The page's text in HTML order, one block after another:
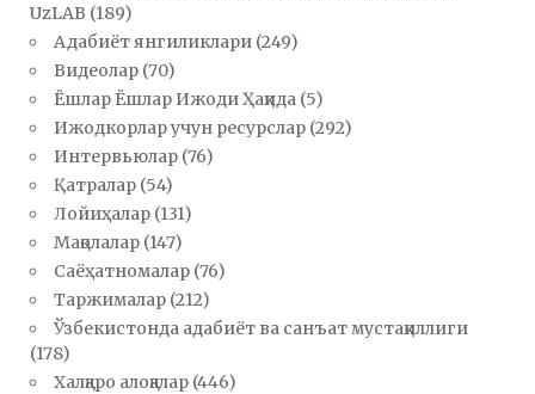
UzLAB (189)
Адабиёт янгиликлари (249)
Видеолар (70)
Ёшлар Ёшлар Ижоди Ҳақида (5)
Ижодкорлар учун ресурслар (292)
Интервьюлар (76)
Қатралар (54)
Лойиҳалар (131)
Мақолалар (147)
Саёҳатномалар (76)
Таржималар (212)
Ўзбекистонда адабиёт ва санъат мустақиллиги
(178)
Халқаро алоқалар (446)